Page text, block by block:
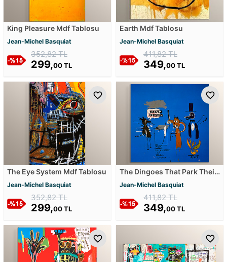
King Pleasure Mdf Tablosu
Jean-Michel Basquiat
352,82 TL
299,00 TL
Earth Mdf Tablosu
Jean-Michel Basquiat
411,82 TL
349,00 TL
The Eye System Mdf Tablosu
Jean-Michel Basquiat
352,82 TL
299,00 TL
The Dingoes That Park Their
Brains With Their Gum Mdf
Tablosu
Jean-Michel Basquiat
411,82 TL
349,00 TL